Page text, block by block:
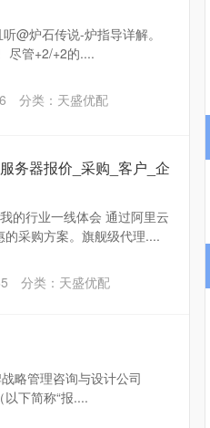
@炉石传说-炉指导详解。
尽管+2/+2的....
分类： 天盛优配
务器报价_采购_客户_企
的行业一线体会 通过阿里云
采购方案。旗舰级代理....
分类： 天盛优配
略管理咨询与设计公司
下简称“报....